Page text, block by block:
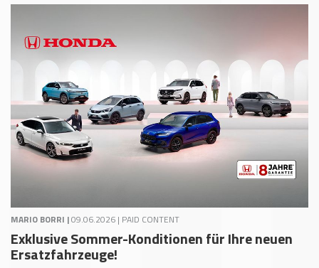
MARIO BORRI |09.06.2026 | PAID CONTENT
Exklusive Sommer-Konditionen für Ihre neuen
Ersatzfahrzeuge!